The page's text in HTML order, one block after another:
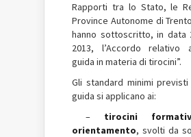
Rapporti tra lo Stato, le
Province Autonome di
hanno sottoscritto, in data
2013, l’Accordo relativo
guida in materia di tirocini”.
Gli standard minimi
guida si applicano ai:
– tirocini
orientamento, svolti da